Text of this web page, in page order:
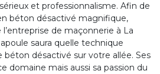
et professionnalisme. Afin de
béton désactivé magnifique,
de maçonnerie à La
saura quelle technique
béton désactivé sur votre allée. Ses
domaine mais aussi sa passion du